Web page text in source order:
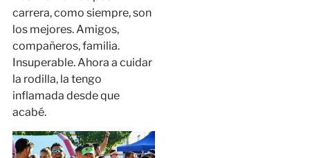
carrera, como siempre, son
los mejores. Amigos,
compañeros, familia.
Insuperable. Ahora a cuidar
la rodilla, la tengo
inflamada desde que
acabé.